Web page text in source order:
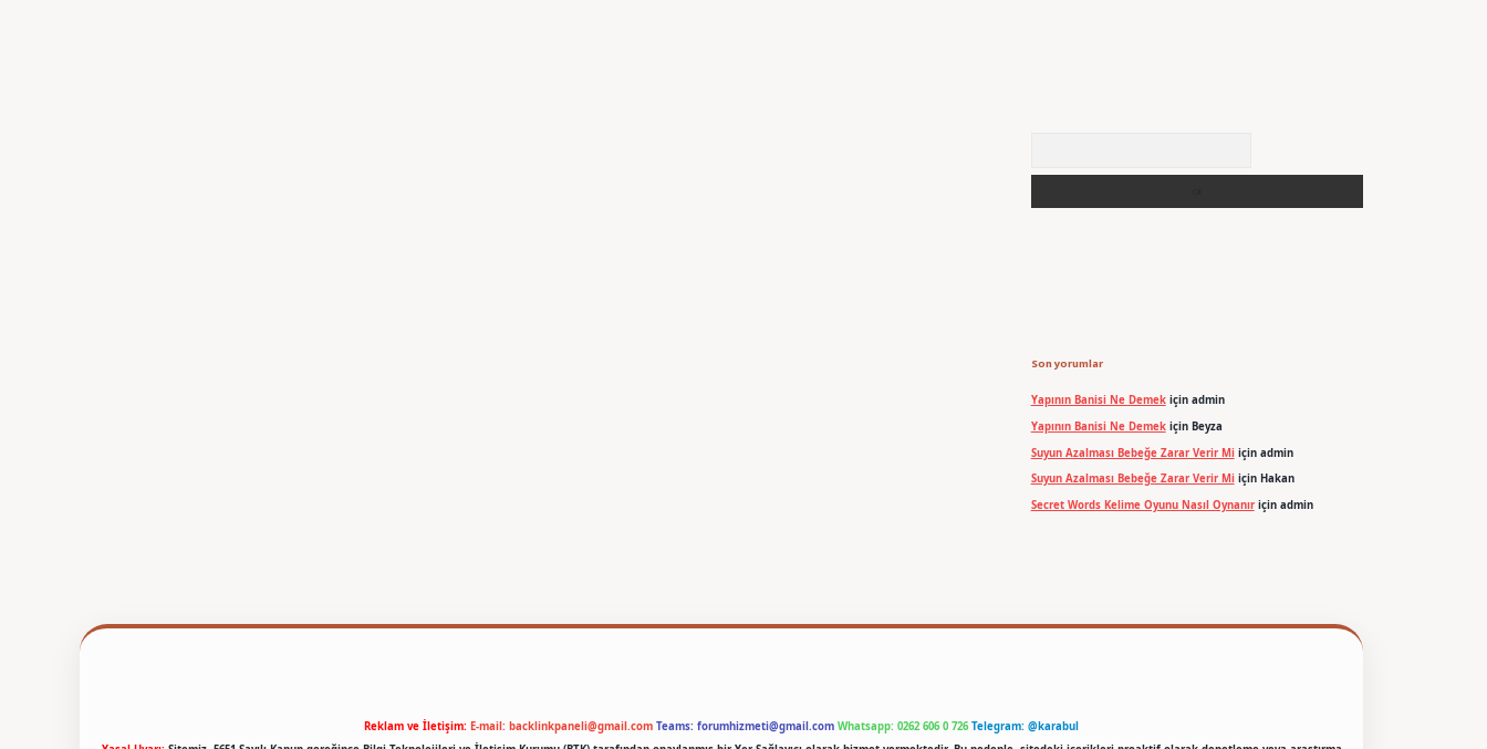
Son yorumlar
Yapının Banisi Ne Demekiçin admin
Yapının Banisi Ne Demekiçin Beyza
Suyun Azalması Bebeğe Zarar Verir Miiçin admin
Suyun Azalması Bebeğe Zarar Verir Miiçin Hakan
Secret Words Kelime Oyunu Nasıl Oynanıriçin admin
Reklam ve İletişim: E-mail: backlinkpaneli@gmail.com Teams: forumhizmeti@gmail.com Whatsapp: 0262 606 0 726 Telegram: @karabul